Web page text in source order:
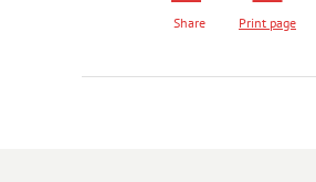
Share Print page